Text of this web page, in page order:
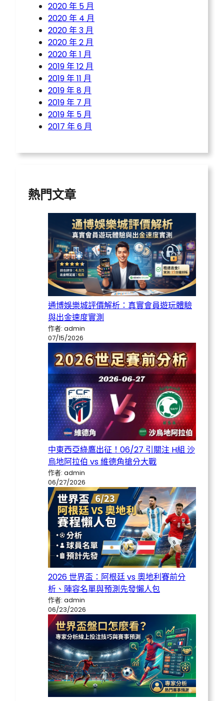
2020 年 5 月
2020 年 4 月
2020 年 3 月
2020 年 2 月
2020 年 1 月
2019 年 12 月
2019 年 11 月
2019 年 8 月
2019 年 7 月
2019 年 5 月
2017 年 6 月
熱門文章
通博娛樂城評價解析：真實會員遊玩體驗
與出金速度實測
作者: admin
07/15/2026
中東西亞綠鷹出征！06/27 引關注 H組 沙
烏地阿拉伯 vs 維德角搶分大戰
作者: admin
06/27/2026
2026 世界盃：阿根廷 vs 奧地利賽前分
析、陣容名單與預測先發懶人包
作者: admin
06/23/2026